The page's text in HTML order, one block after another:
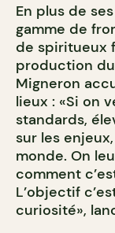
En plus de
gamme de
de spiritueux
production
Migneron
lieux : «Si on
standards,
sur les
monde. On
comment
L’objectif
curiosité»,